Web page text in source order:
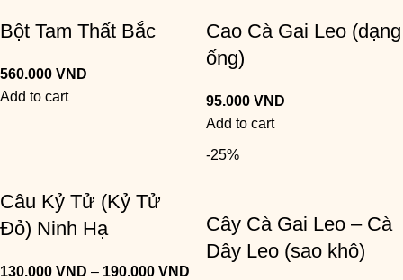
Bột Tam Thất Bắc
560.000VND
Add to cart
Cao Cà Gai Leo (dạng
ống)
95.000 VND
Add to cart
Câu Kỷ Tử (Kỷ Tử
Đỏ) Ninh Hạ
130.000VND – 190.000VND
-25%
Cây Cà Gai Leo – Cà
Dây Leo (sao khô)